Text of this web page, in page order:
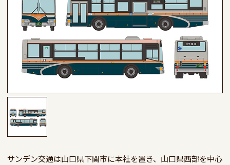
サンデン交通は山口県下関市に本社を置き、山口県西部を中心